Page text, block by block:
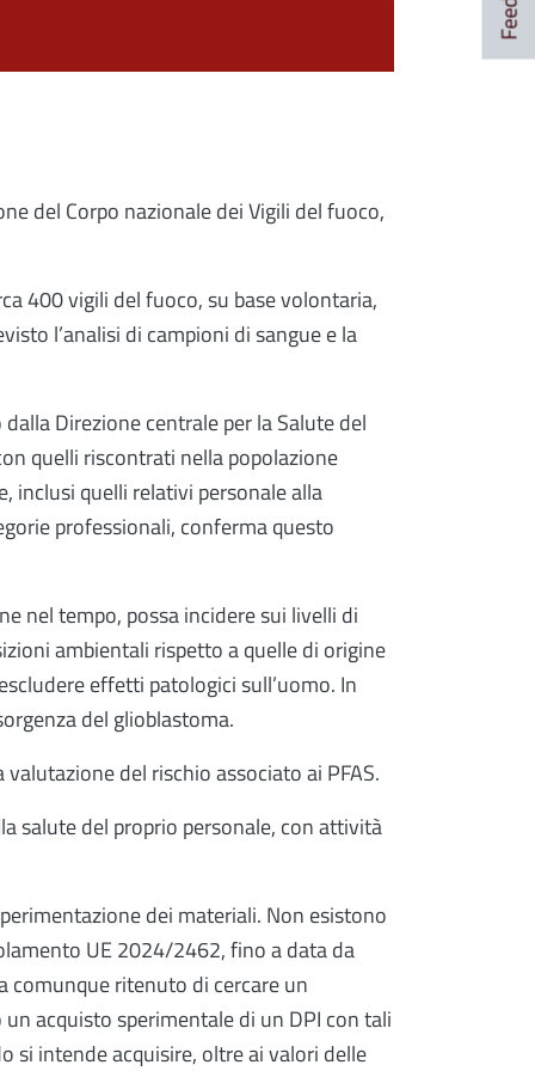
del Corpo nazionale dei Vigili del fuoco,
400 vigili del fuoco, su base volontaria,
l’analisi di campioni di sangue e la
Direzione centrale per la Salute del
quelli riscontrati nella popolazione
inclusi quelli relativi personale alla
professionali, conferma questo
nel tempo, possa incidere sui livelli di
ambientali rispetto a quelle di origine
effetti patologici sull’uomo. In
del glioblastoma.
del rischio associato ai PFAS.
salute del proprio personale, con attività
dei materiali. Non esistono
UE 2024/2462, fino a data da
comunque ritenuto di cercare un
acquisto sperimentale di un DPI con tali
si intende acquisire, oltre ai valori delle